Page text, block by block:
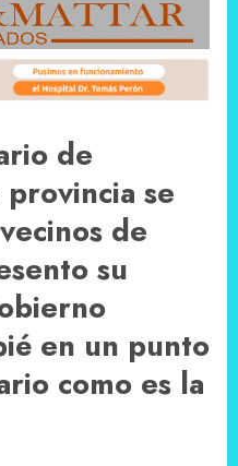
de
se
de
su
en un punto
como es la